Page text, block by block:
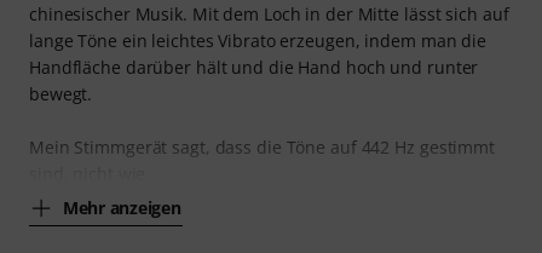
chinesischer Musik. Mit dem Loch in der Mitte lässt sich auf
lange Töne ein leichtes Vibrato erzeugen, indem man die
Handfläche darüber hält und die Hand hoch und runter
bewegt.
Mein Stimmgerät sagt, dass die Töne auf 442 Hz gestimmt
Mehr anzeigen